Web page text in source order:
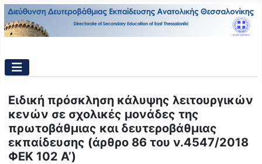
Ειδική πρόσκληση κάλυψης λειτουργικών
κενών σε σχολικές μονάδες της
πρωτοβάθμιας και δευτεροβάθμιας
εκπαίδευσης (άρθρο 86 του ν.4547/2018
ΦΕΚ 102 Α’)